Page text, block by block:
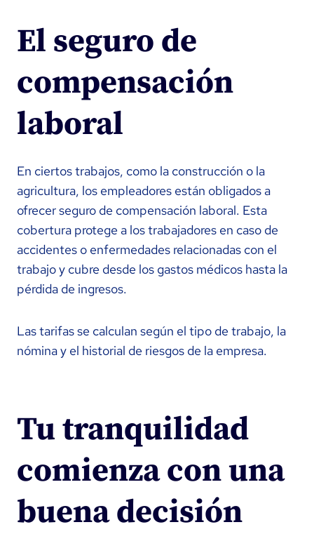
El seguro de
compensación
laboral
En ciertos trabajos, como la construcción o la
agricultura, los empleadores están obligados a
ofrecer seguro de compensación laboral. Esta
cobertura protege a los trabajadores en caso de
accidentes o enfermedades relacionadas con el
trabajo y cubre desde los gastos médicos hasta la
pérdida de ingresos.
Las tarifas se calculan según el tipo de trabajo, la
nómina y el historial de riesgos de la empresa.
Tu tranquilidad
comienza con una
buena decisión